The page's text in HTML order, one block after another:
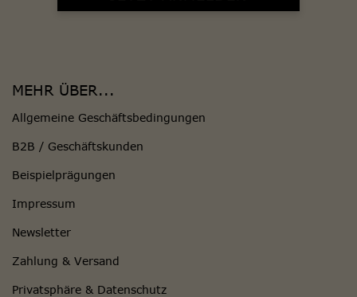
MEHR ÜBER...
Allgemeine Geschäftsbedingungen
B2B / Geschäftskunden
Beispielprägungen
Impressum
Newsletter
Zahlung & Versand
Privatsphäre & Datenschutz